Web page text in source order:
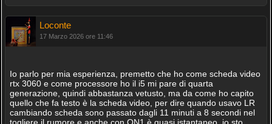
Loconte
17 Marzo 2026 ore 11:46
Io parlo per mia esperienza, premetto che ho come scheda video
rtx 3060 e come processore ho il i5 mi pare di quarta
generazione, quindi abbastanza vetusto, ma da come ho capito
quello che fa testo è la scheda video, per dire quando usavo LR
cambiando scheda sono passato dagli 11 minuti a 8 secondi nel